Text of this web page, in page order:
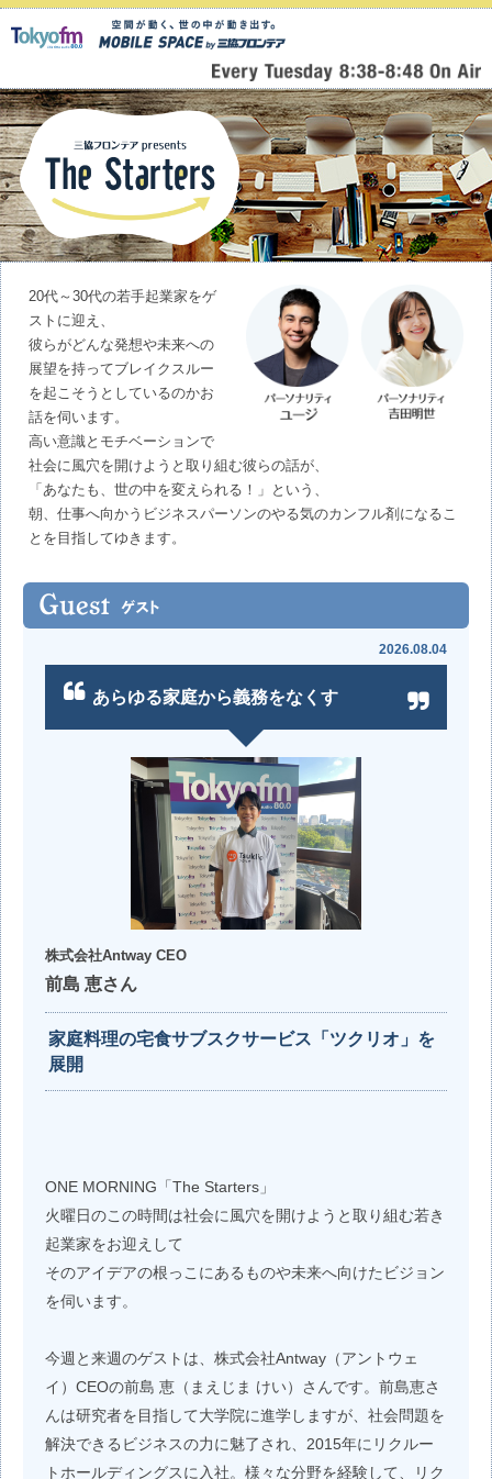
20代～30代の若手起業家をゲ
ストに迎え、
彼らがどんな発想や未来への
展望を持ってブレイクスルー
を起こそうとしているのかお
話を伺います。
高い意識とモチベーションで
社会に風穴を開けようと取り組む彼らの話が、
「あなたも、世の中を変えられる！」という、
朝、仕事へ向かうビジネスパーソンのやる気のカンフル剤になるこ
とを目指してゆきます。
2026.08.04
あらゆる家庭から義務をなくす
株式会社Antway CEO
前島 恵さん
家庭料理の宅食サブスクサービス「ツクリオ」を
展開
ONE MORNING「The Starters」
火曜日のこの時間は社会に風穴を開けようと取り組む若き
起業家をお迎えして
そのアイデアの根っこにあるものや未来へ向けたビジョン
を伺います。
今週と来週のゲストは、株式会社Antway（アントウェ
イ）CEOの前島 恵（まえじま けい）さんです。前島恵さ
んは研究者を目指して大学院に進学しますが、社会問題を
解決できるビジネスの力に魅了され、2015年にリクルー
トホールディングスに入社。様々な分野を経験して、リク